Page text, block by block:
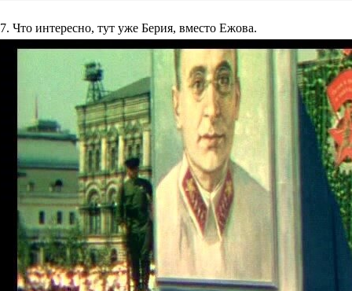
7. Что интересно, тут уже Берия, вместо Ежова.